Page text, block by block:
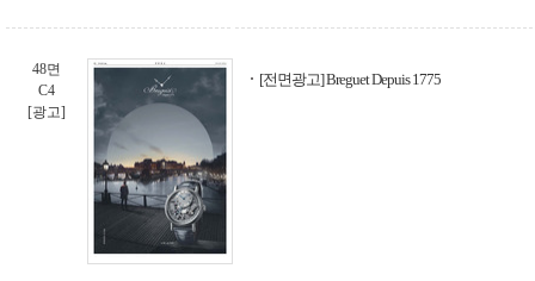
48면
C4
[광고]
[전면광고] Breguet Depuis 1775